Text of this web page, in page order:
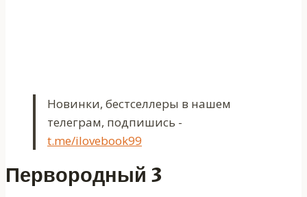
Новинки, бестселлеры в нашем
телеграм, подпишись -
t.me/ilovebook99
Первородный 3